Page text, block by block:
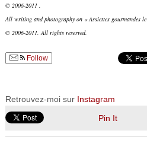
© 2006-2011 .
All writing and photography on « Assiettes gourmandes le
© 2006-2011. All rights reserved.
Follow
Retrouvez-moi sur Instagram
Pin It